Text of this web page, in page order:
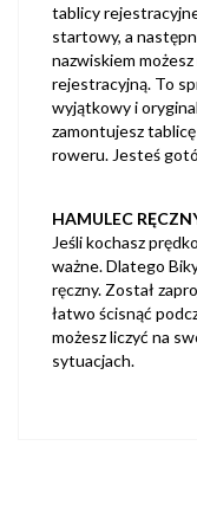
tablicy
startowy, a
nazwiskiem
rejestracyjną. To
wyjątkowy i
zamontujesz
roweru. Jesteś
HAMULEC
Jeśli kochasz
ważne. Dlatego
ręczny. Został
łatwo ścisnąć
możesz liczyć na
sytuacjach.